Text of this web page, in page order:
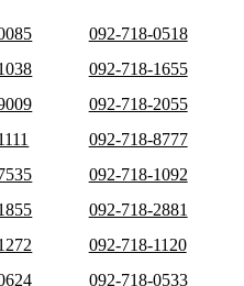
092-718-0518
092-718-1655
092-718-2055
092-718-8777
092-718-1092
092-718-2881
092-718-1120
092-718-0533